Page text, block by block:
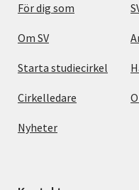
För dig som
Om SV
Starta studiecirkel
Cirkelledare
Nyheter